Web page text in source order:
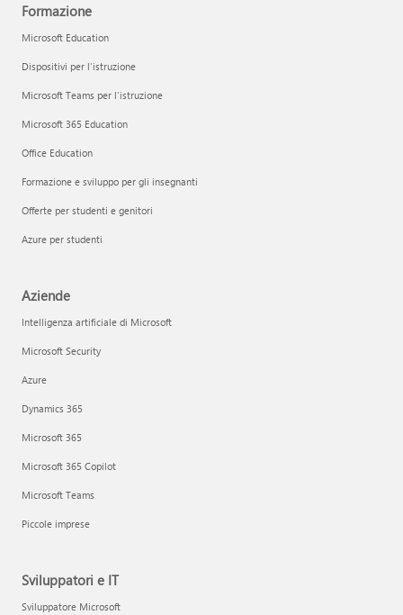
Formazione
Microsoft Education
Dispositivi per l'istruzione
Microsoft Teams per l'istruzione
Microsoft 365 Education
Office Education
Formazione e sviluppo per gli insegnanti
Offerte per studenti e genitori
Azure per studenti
Aziende
Intelligenza artificiale di Microsoft
Microsoft Security
Azure
Dynamics 365
Microsoft 365
Microsoft 365 Copilot
Microsoft Teams
Piccole imprese
Sviluppatori e IT
Sviluppatore Microsoft